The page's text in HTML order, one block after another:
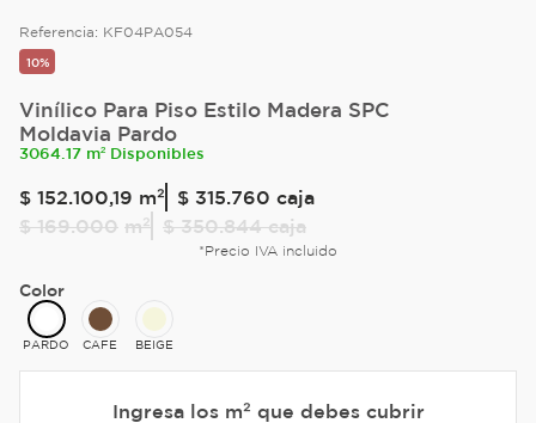
Referencia: KF04PA054
10%
Vinílico Para Piso Estilo Madera SPC
Moldavia Pardo
3064.17 m² Disponibles
$ 152.100,19 m² $ 315.760 caja
$ 169.000 m² $ 350.844caja
*Precio IVA incluido
Color
PARDO CAFE BEIGE
Ingresa los m² que debes cubrir